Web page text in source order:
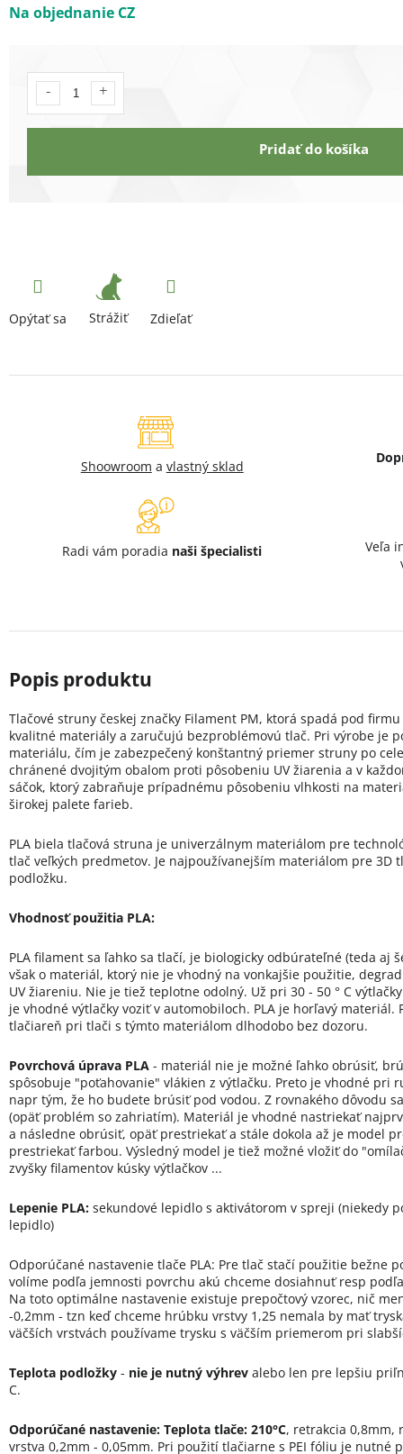
Na objednanie CZ
Pridať do košíka
Opýtať sa Strážiť Zdieľať
Shoowroom a vlastný sklad
Radi vám poradia naši špecialisti
Veľa
Tlačové struny českej značky Filament PM, ktorá spadá pod
kvalitné materiály a zaručujú bezproblémovú tlač. Pri výrobe je
materiálu, čím je zabezpečený konštantný priemer struny po
chránené dvojitým obalom proti pôsobeniu UV žiarenia a v
sáčok, ktorý zabraňuje prípadnému pôsobeniu vlhkosti na
širokej palete farieb.
PLA biela tlačová struna je univerzálnym materiálom pre
tlač veľkých predmetov. Je najpoužívanejším materiálom pre 3D
podložku.
Vhodnosť použitia PLA:
PLA filament sa ľahko sa tlačí, je biologicky odbúrateľné (teda aj
však o materiál, ktorý nie je vhodný na vonkajšie použitie,
UV žiareniu. Nie je tiež teplotne odolný. Už pri 30 - 50 ° C
je vhodné výtlačky voziť v automobiloch. PLA je horľavý materiál.
tlačiareň pri tlači s týmto materiálom dlhodobo bez dozoru.
Povrchová úprava PLA - materiál nie je možné ľahko obrúsiť,
spôsobuje "poťahovanie" vlákien z výtlačku. Preto je vhodné pri
napr tým, že ho budete brúsiť pod vodou. Z rovnakého dôvodu
(opäť problém so zahriatím). Materiál je vhodné nastriekať
a následne obrúsiť, opäť prestriekať a stále dokola až je model
prestriekať farbou. Výsledný model je tiež možné vložiť do
zvyšky filamentov kúsky výtlačkov ...
Lepenie PLA: sekundové lepidlo s aktivátorom v spreji (niekedy
lepidlo)
Odporúčané nastavenie tlače PLA: Pre tlač stačí použitie bežne
volíme podľa jemnosti povrchu akú chceme dosiahnuť resp
Na toto optimálne nastavenie existuje prepočtový vzorec, nič
-0,2mm - tzn keď chceme hrúbku vrstvy 1,25 nemala by mať
väčších vrstvách používame trysku s väčším priemerom pri
Teplota podložky - nie je nutný výhrev alebo len pre lepšiu
C.
Odporúčané nastavenie: Teplota tlače: 210°C, retrakcia 0,8mm,
vrstva 0,2mm - 0,05mm. Pri použití tlačiarne s PEI fóliu je nutné